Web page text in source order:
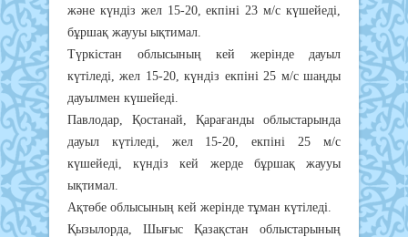
және күндіз жел 15-20, екпіні 23 м/с күшейеді,
бұршақ жаууы ықтимал.
Түркістан облысының кей жерінде дауыл
күтіледі, жел 15-20, күндіз екпіні 25 м/с шаңды
дауылмен күшейеді.
Павлодар, Қостанай, Қарағанды облыстарында
дауыл күтіледі, жел 15-20, екпіні 25 м/с
күшейеді, күндіз кей жерде бұршақ жаууы
ықтимал.
Ақтөбе облысының кей жерінде тұман күтіледі.
Қызылорда, Шығыс Қазақстан облыстарының